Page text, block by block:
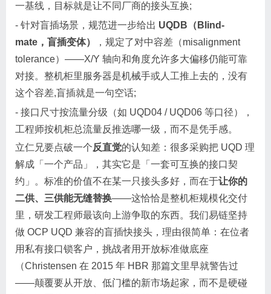
一基线，目标就是让不同厂商的接头互换;
- 针对盲插场景，规范进一步给出 UQDB（Blind-
mate，盲插变体）
，规定了对中容差（misalignment
tolerance）——X/Y 轴向和角度允许多大偏移仍能可靠
对接。整机柜里服务器是机械手或人工推上去的，没有
这个容差,盲插就是一句空话;
- 接口尺寸按流量分级（如 UQD04 / UQD06 等口径），
工程师按机柜总流量反推选哪一级，而不是凭手感。
立仁兄要点破一个反直觉的认知差：很多采购把 UQD 理
解成「一个产品」，其实它是「一套可互换的接口契
约」。标准的价值不在某一只接头多好，而在于让你的
二供、三供能无缝替换——这恰恰是整机柜规模化交付
里，研发工程师最该向上游争取的东西。我们易链坚持
做 OCP UQD 兼容的盲插快接头，理由很简单：在位者
用私有接口锁客户，挑战者用开放标准做底座
（Christensen 在 2015 年 HBR 那篇文里早就警告过
——颠覆要从开放、低门槛的新市场起家，而不是硬碰